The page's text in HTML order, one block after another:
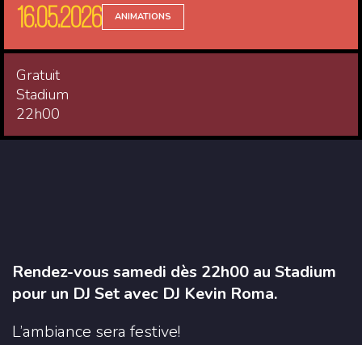
16.05.2026 ANIMATIONS
Gratuit
Stadium
22h00
Rendez-vous samedi dès 22h00 au Stadium
pour un DJ Set avec DJ Kevin Roma.
L’ambiance sera festive!